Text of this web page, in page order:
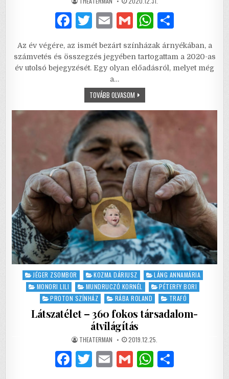
DATE:
F
c
e
b
o
k
T
it
te
r
E
ai
l
G
ai
l
W
at
s
ar
e
Az év végére, az ismét bezárt színházak árnyékában, a
számvetés és összegzés jegyében tartogattam a 2020-as
év utolsó bejegyzését. Egy olyan előadásról, melyet még
a…
TOVÁBB OLVASOMSZÉGYEN
–
A
2020-
AS
ESZTENDŐ
MARGÓJÁRA
Posted
in
JÉGER ZSOMBOR KOZMA DÁRIUSZ
LÁNG ANNAMÁRIA
MONORI LILI
MUNDRUCZÓ KORNÉL
PÉTERFY BORI
PROTON SZÍNHÁZ
RÁBA ROLAND TRAFÓ
Látszatélet – 360 fokos társadalom-
átvilágítás
AUTHOR:
THEATERMAN PUBLISHED
DATE:
2019.12.25.
F T E G W